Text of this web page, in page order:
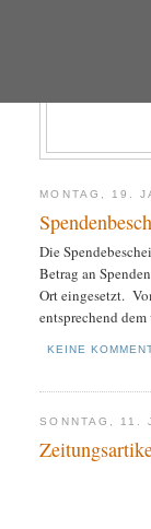
MONTAG, 19.
Die
Betrag an
Ort eingesetzt.
entsprechend
KEINE
SONNTAG, 11.